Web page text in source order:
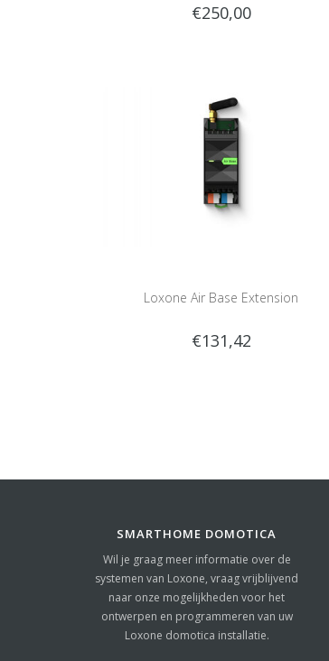
€250,00
Loxone Air Base Extension
€131,42
SMARTHOME DOMOTICA
Wil je graag meer informatie over de
systemen van Loxone, vraag vrijblijvend
naar onze mogelijkheden voor het
ontwerpen en programmeren van uw
Loxone domotica installatie.